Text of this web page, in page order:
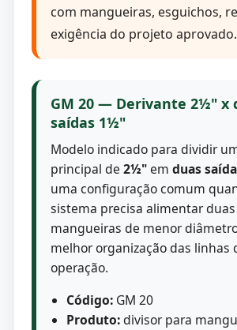
com mangueiras, esguichos,
exigência do projeto aprovado.
GM 20 — Derivante 2½" x
saídas 1½"
Modelo indicado para dividir
principal de 2½"em duas
uma configuração comum
sistema precisa alimentar duas
mangueiras de menor
melhor organização das linhas
operação.
Código:GM 20
Produto:divisor para